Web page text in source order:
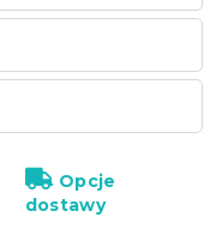
Opcje
dostawy